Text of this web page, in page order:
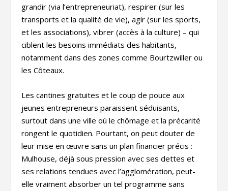
grandir (via l’entrepreneuriat), respirer (sur les
transports et la qualité de vie), agir (sur les sports,
et les associations), vibrer (accès à la culture) – qui
ciblent les besoins immédiats des habitants,
notamment dans des zones comme Bourtzwiller ou
les Côteaux.
Les cantines gratuites et le coup de pouce aux
jeunes entrepreneurs paraissent séduisants,
surtout dans une ville où le chômage et la précarité
rongent le quotidien. Pourtant, on peut douter de
leur mise en œuvre sans un plan financier précis :
Mulhouse, déjà sous pression avec ses dettes et
ses relations tendues avec l’agglomération, peut-
elle vraiment absorber un tel programme sans